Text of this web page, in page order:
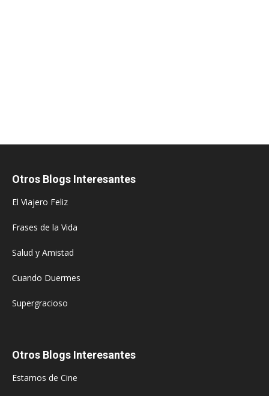
Otros Blogs Interesantes
El Viajero Feliz
Frases de la Vida
Salud y Amistad
Cuando Duermes
Supergracioso
Otros Blogs Interesantes
Estamos de Cine